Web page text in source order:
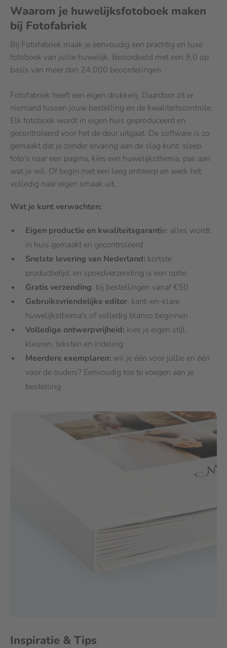
Waarom je huwelijksfotoboek maken
bij Fotofabriek
Bij Fotofabriek maak je eenvoudig een prachtig en luxe
fotoboek van jullie huwelijk. Beoordeeld met een 9,0 op
basis van meer dan 24.000 beoordelingen.
Fotofabriek heeft een eigen drukkerij. Daardoor zit er
niemand tussen jouw bestelling en de kwaliteitscontrole.
Elk fotoboek wordt in eigen huis geproduceerd en
gecontroleerd voor het de deur uitgaat. De software is zo
gemaakt dat je zonder ervaring aan de slag kunt: sleep
foto's naar een pagina, kies een huwelijksthema, pas aan
wat je wil. Of begin met een leeg ontwerp en werk het
volledig naar eigen smaak uit.
Wat je kunt verwachten:
Eigen productie en kwaliteitsgarantie: alles wordt
in huis gemaakt en gecontroleerd
Snelste levering van Nederland: kortste
productietijd, en spoedverzending is een optie
Gratis verzending: bij bestellingen vanaf €50
Gebruiksvriendelijke editor: kant-en-klare
huwelijksthema's of volledig blanco beginnen
Volledige ontwerpvrijheid: kies je eigen stijl,
kleuren, teksten en indeling
Meerdere exemplaren: wil je één voor jullie en één
voor de ouders? Eenvoudig toe te voegen aan je
bestelling
Inspiratie & Tips